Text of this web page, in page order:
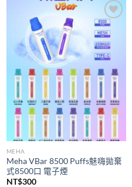
Add to
wishlist
MEHA
Meha VBar 8500 Puffs魅嗨拋棄
式8500口 電子煙
NT$300